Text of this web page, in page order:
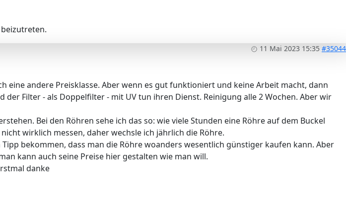
11 Mai 2023 15:35 #35044
eine andere Preisklasse. Aber wenn es gut funktioniert und keine Arbeit macht, dann
der Filter - als Doppelfilter - mit UV tun ihren Dienst. Reinigung alle 2 Wochen. Aber wir
Bei den Röhren sehe ich das so: wie viele Stunden eine Röhre auf dem Buckel
wirklich messen, daher wechsle ich jährlich die Röhre.
bekommen, dass man die Röhre woanders wesentlich günstiger kaufen kann. Aber
kann auch seine Preise hier gestalten wie man will.
danke